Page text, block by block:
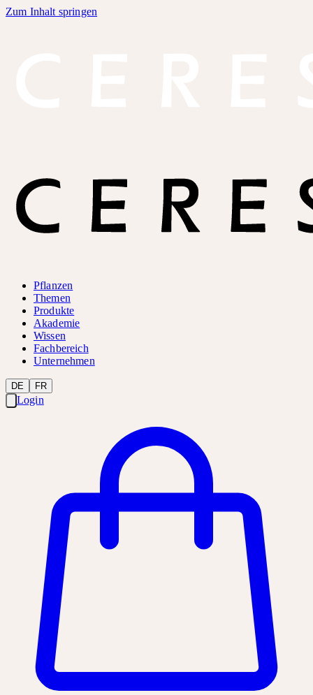
Zum Inhalt springen
Pflanzen
Themen
Produkte
Akademie
Wissen
Fachbereich
Unternehmen
DE FR
Login